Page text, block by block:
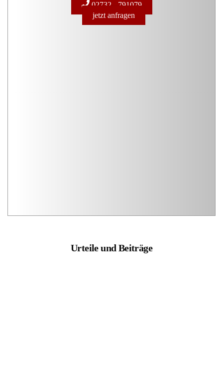
02732 - 791079
jetzt anfragen
Urteile und Beiträge